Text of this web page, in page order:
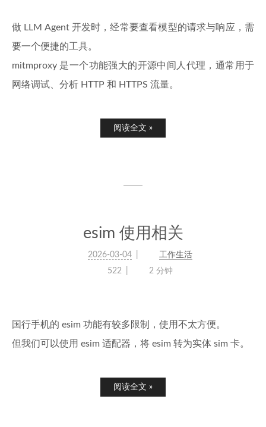
做 LLM Agent 开发时，经常要查看模型的请求与响应，需
要一个便捷的工具。
mitmproxy 是一个功能强大的开源中间人代理，通常用于
网络调试、分析 HTTP 和 HTTPS 流量。
阅读全文 »
esim 使用相关
2026-03-04
工作生活
522
2 分钟
国行手机的 esim 功能有较多限制，使用不太方便。
但我们可以使用 esim 适配器，将 esim 转为实体 sim 卡。
阅读全文 »